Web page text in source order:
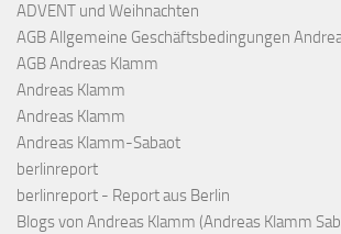
ADVENT und Weihnachten
AGB Allgemeine Geschäftsbedingungen
AGB Andreas Klamm
Andreas Klamm
Andreas Klamm
Andreas Klamm-Sabaot
berlinreport
berlinreport - Report aus Berlin
Blogs von Andreas Klamm (Andreas Klamm